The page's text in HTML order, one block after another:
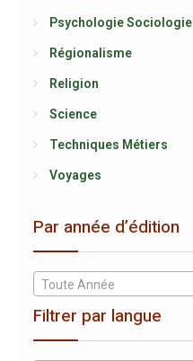
Psychologie Sociologie
Régionalisme
Religion
Science
Techniques Métiers
Voyages
Par année d’édition
Toute Année
Filtrer par langue